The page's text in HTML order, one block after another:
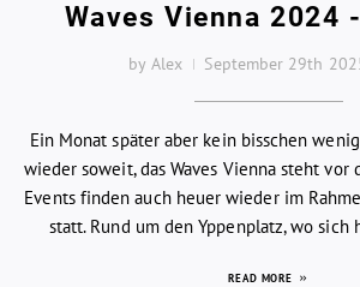
Waves Vienna 2024
by Alex September 29th
Ein Monat später aber kein bisschen
wieder soweit, das Waves Vienna steht vor
Events finden auch heuer wieder im
statt. Rund um den Yppenplatz, wo sich
READ MORE